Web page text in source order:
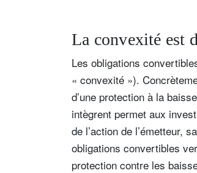
La convexité est
Les obligations
« convexité »).
d’une protection à la
intègrent permet aux
de l’action de l’émetteur,
obligations convertibles
protection contre les